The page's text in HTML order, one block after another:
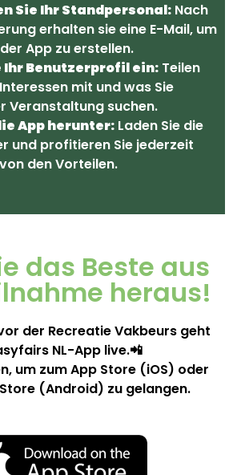
Sie Ihr Standpersonal: Nach
erhalten sie eine E-Mail, um
App zu erstellen.
Ihr Benutzerprofil ein: Teilen
mit und was Sie
Veranstaltung suchen.
App herunter: Laden Sie die
und profitieren Sie jederzeit
den Vorteilen.
das Beste aus
heraus!
der Recreatie Vakbeurs geht
NL-App live.📲
um zum App Store (iOS) oder
(Android) zu gelangen.